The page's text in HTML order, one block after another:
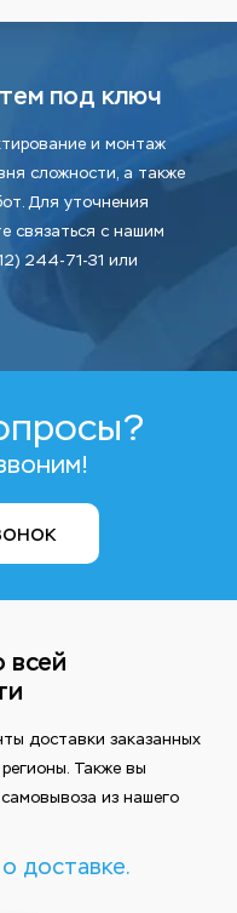
под ключ
и монтаж
сложности, а также
Для уточнения
связаться с нашим
244-71-31 или
всей
доставки заказанных
Также вы
из нашего
доставке.